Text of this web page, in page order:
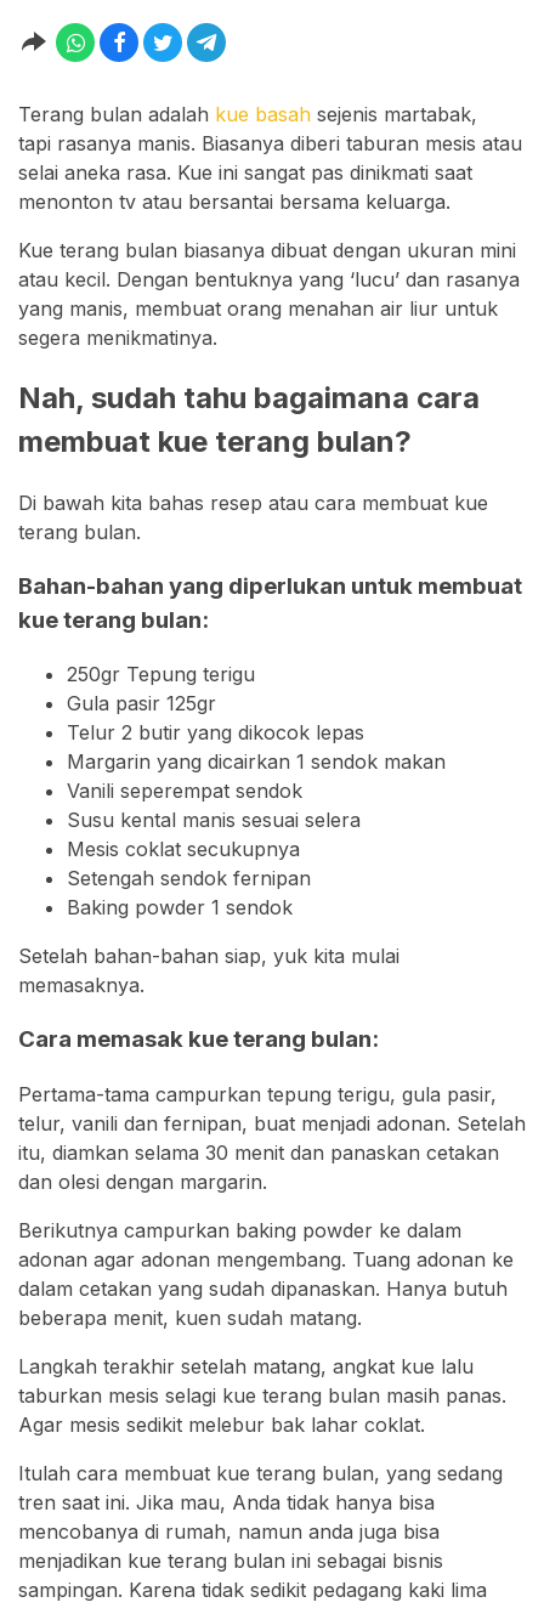
Terang bulan adalah kue basah sejenis martabak,
tapi rasanya manis. Biasanya diberi taburan mesis atau
selai aneka rasa. Kue ini sangat pas dinikmati saat
menonton tv atau bersantai bersama keluarga.
Kue terang bulan biasanya dibuat dengan ukuran mini
atau kecil. Dengan bentuknya yang ‘lucu’ dan rasanya
yang manis, membuat orang menahan air liur untuk
segera menikmatinya.
Nah, sudah tahu bagaimana cara
membuat kue terang bulan?
Di bawah kita bahas resep atau cara membuat kue
terang bulan.
Bahan-bahan yang diperlukan untuk membuat
kue terang bulan:
250gr Tepung terigu
Gula pasir 125gr
Telur 2 butir yang dikocok lepas
Margarin yang dicairkan 1 sendok makan
Vanili seperempat sendok
Susu kental manis sesuai selera
Mesis coklat secukupnya
Setengah sendok fernipan
Baking powder 1 sendok
Setelah bahan-bahan siap, yuk kita mulai
memasaknya.
Cara memasak kue terang bulan:
Pertama-tama campurkan tepung terigu, gula pasir,
telur, vanili dan fernipan, buat menjadi adonan. Setelah
itu, diamkan selama 30 menit dan panaskan cetakan
dan olesi dengan margarin.
Berikutnya campurkan baking powder ke dalam
adonan agar adonan mengembang. Tuang adonan ke
dalam cetakan yang sudah dipanaskan. Hanya butuh
beberapa menit, kuen sudah matang.
Langkah terakhir setelah matang, angkat kue lalu
taburkan mesis selagi kue terang bulan masih panas.
Agar mesis sedikit melebur bak lahar coklat.
Itulah cara membuat kue terang bulan, yang sedang
tren saat ini. Jika mau, Anda tidak hanya bisa
mencobanya di rumah, namun anda juga bisa
menjadikan kue terang bulan ini sebagai bisnis
sampingan. Karena tidak sedikit pedagang kaki lima